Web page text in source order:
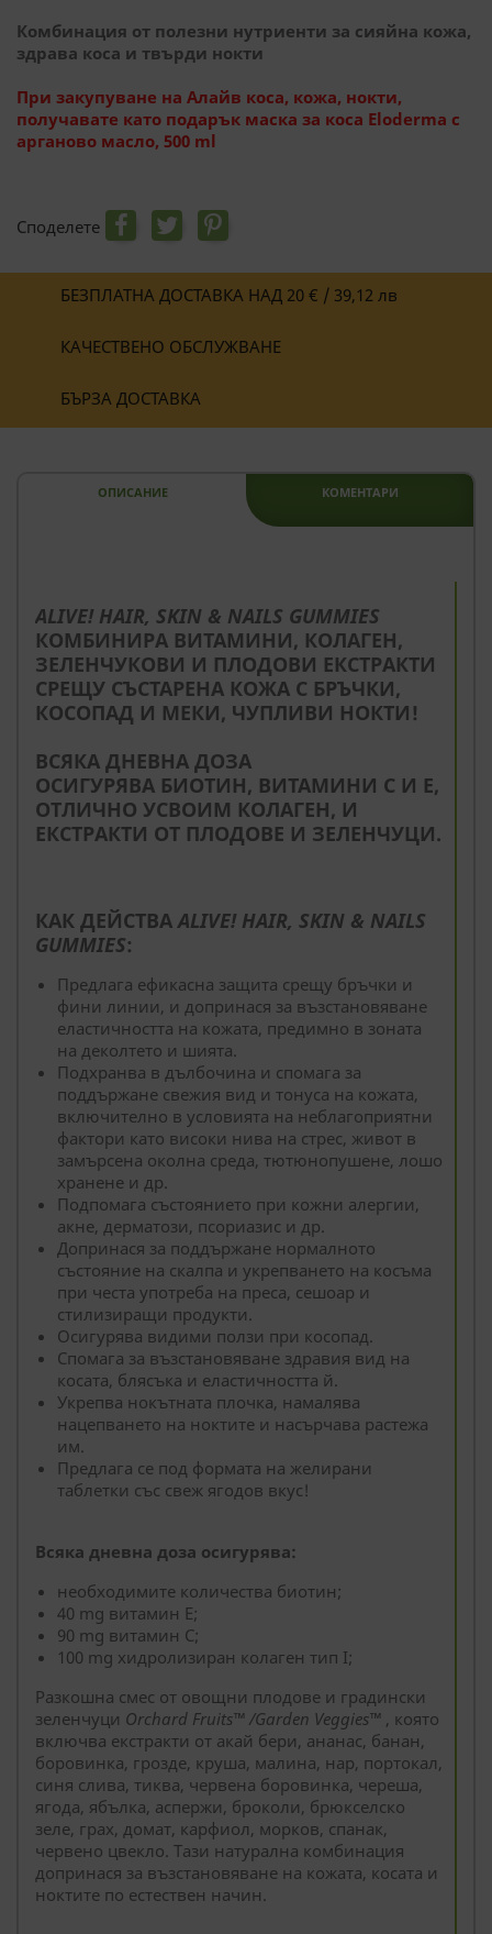
Комбинация от полезни нутриенти за сияйна кожа,
здрава коса и твърди нокти
При закупуване на Алайв коса, кожа, нокти,
получавате като подарък маска за коса Eloderma с
арганово масло, 500 ml
Споделете
БЕЗПЛАТНА ДОСТАВКА НАД 20 € / 39,12 лв
КАЧЕСТВЕНО ОБСЛУЖВАНЕ
БЪРЗА ДОСТАВКА
ОПИСАНИЕ КОМЕНТАРИ
ALIVE! HAIR, SKIN & NAILS GUMMIES
КОМБИНИРА ВИТАМИНИ, КОЛАГЕН,
ЗЕЛЕНЧУКОВИ И ПЛОДОВИ ЕКСТРАКТИ
СРЕЩУ СЪСТАРЕНА КОЖА С БРЪЧКИ,
КОСОПАД И МЕКИ, ЧУПЛИВИ НОКТИ!
ВСЯКА ДНЕВНА ДОЗА
ОСИГУРЯВА БИОТИН, ВИТАМИНИ С И Е,
ОТЛИЧНО УСВОИМ КОЛАГЕН, И
ЕКСТРАКТИ ОТ ПЛОДОВЕ И ЗЕЛЕНЧУЦИ.
КАК ДЕЙСТВАALIVE! HAIR, SKIN & NAILS
GUMMIES:
Предлага ефикасна защита срещу бръчки и
фини линии, и допринася за възстановяване
еластичността на кожата, предимно в зоната
на деколтето и шията.
Подхранва в дълбочина и спомага за
поддържане свежия вид и тонуса на кожата,
включително в условията на неблагоприятни
фактори като високи нива на стрес, живот в
замърсена околна среда, тютюнопушене, лошо
хранене и др.
Подпомага състоянието при кожни алергии,
акне, дерматози, псориазис и др.
Допринася за поддържане нормалното
състояние на скалпа и укрепването на косъма
при честа употреба на преса, сешоар и
стилизиращи продукти.
Осигурява видими ползи при косопад.
Спомага за възстановяване здравия вид на
косата, блясъка и еластичността й.
Укрепва нокътната плочка, намалява
нацепването на ноктите и насърчава растежа
им.
Предлага се под формата на желирани
таблетки със свеж ягодов вкус!
Всяка дневна доза осигурява:
необходимите количества биотин;
40 mg витамин Е;
90 mg витамин С;
100 mg хидролизиран колаген тип I;
Разкошна смес от овощни плодове и градински
зеленчуци Orchard Fruits™ /Garden Veggies™ , която
включва екстракти от акай бери, ананас, банан,
боровинка, грозде, круша, малина, нар, портокал,
синя слива, тиква, червена боровинка, череша,
ягода, ябълка, аспержи, броколи, брюкселско
зеле, грах, домат, карфиол, морков, спанак,
червено цвекло. Тази натурална комбинация
допринася за възстановяване на кожата, косата и
ноктите по естествен начин.